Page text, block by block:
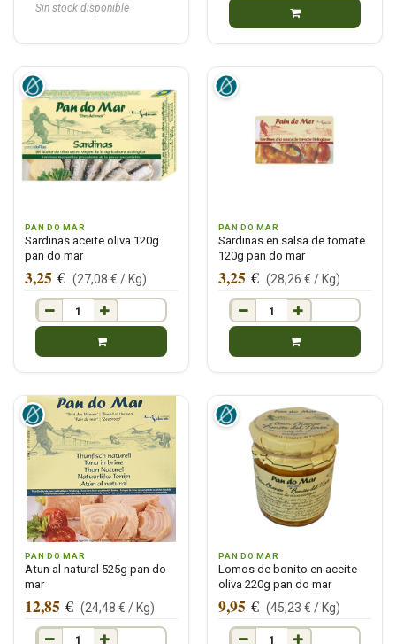
Sin stock disponible
PAN DO MAR
Sardinas aceite oliva 120g
pan do mar
3,25 € (27,08 € / Kg)
PAN DO MAR
Sardinas en salsa de tomate
120g pan do mar
3,25 € (28,26 € / Kg)
PAN DO MAR
Atun al natural 525g pan do
mar
12,85 € (24,48 € / Kg)
PAN DO MAR
Lomos de bonito en aceite
oliva 220g pan do mar
9,95 € (45,23 € / Kg)